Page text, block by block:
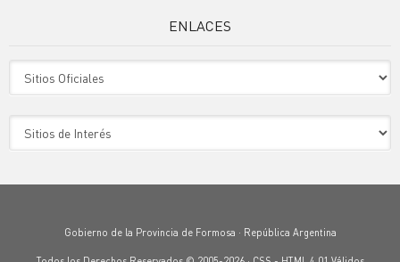
ENLACES
Gobierno de la Provincia de Formosa · República Argentina